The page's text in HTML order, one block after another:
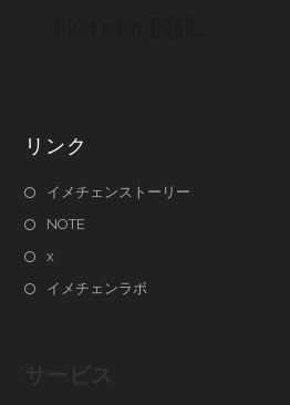
リンク
イメチェンストーリー
NOTE
x
イメチェンラボ